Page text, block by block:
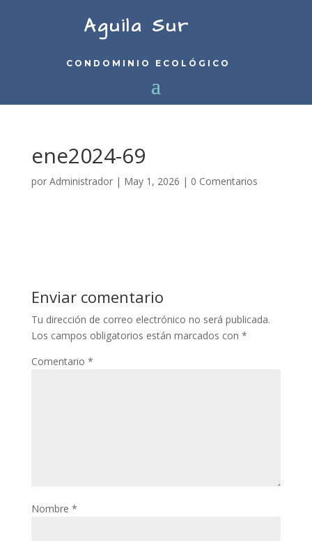
Aguila Sur
CONDOMINIO ECOLÓGICO
ene2024-69
por Administrador| May 1, 2026 | 0 Comentarios
Enviar comentario
Tu dirección de correo electrónico no será publicada.
Los campos obligatorios están marcados con *
Comentario *
Nombre *